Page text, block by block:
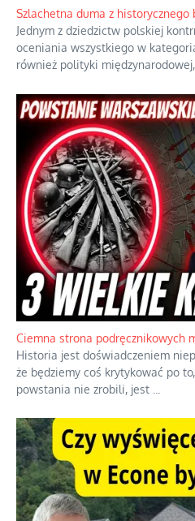
Szlachetna duma z historycznego
Jednym z dziedzictw polskiej
oceniania wszystkiego w
również polityki
Ciemna strona podręcznikowych
Historia jest doświadczeniem
że będziemy coś krytykować po
powstania nie zrobili, jest